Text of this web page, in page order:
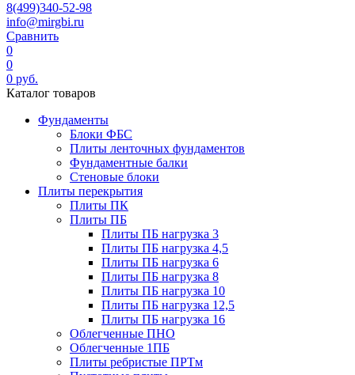
8(499)340-52-98
info@mirgbi.ru
Сравнить
0
0
0 руб.
Каталог товаров
Фундаменты
Блоки ФБС
Плиты ленточных фундаментов
Фундаментные балки
Стеновые блоки
Плиты перекрытия
Плиты ПК
Плиты ПБ
Плиты ПБ нагрузка 3
Плиты ПБ нагрузка 4,5
Плиты ПБ нагрузка 6
Плиты ПБ нагрузка 8
Плиты ПБ нагрузка 10
Плиты ПБ нагрузка 12,5
Плиты ПБ нагрузка 16
Облегченные ПНО
Облегченные 1ПБ
Плиты ребристые ПРТм